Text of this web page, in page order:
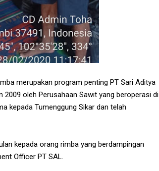
merupakan program penting PT Sari Aditya
oleh Perusahaan Sawit yang beroperasi di
kepada Tumenggung Sikar dan telah
kepada orang rimba yang berdampingan
Officer PT SAL.